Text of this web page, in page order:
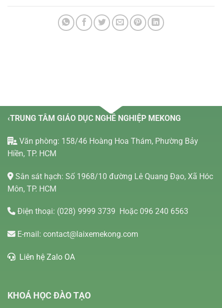
‹TRUNG TÂM GIÁO DỤC NGHỀ NGHIỆP MEKONG
Văn phòng: 158/46 Hoàng Hoa Thám, Phường Bảy
Hiền, TP. HCM
Sân sát hạch: Số 1968/10 đường Lê Quang Đạo, Xã Hóc
Môn, TP. HCM
Điện thoại: (028) 9999 3739 Hoặc 096 240 6563
E-mail: contact@laixemekong.com
Liên hệ Zalo OA
KHOÁ HỌC ĐÀO TẠO